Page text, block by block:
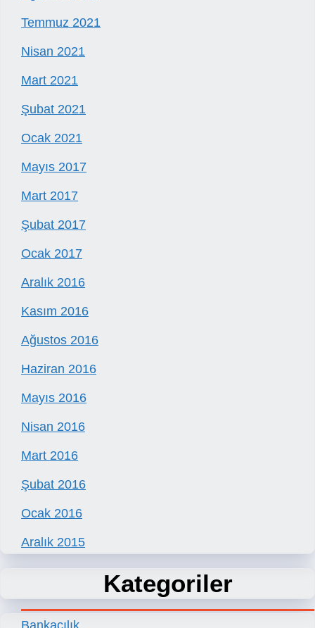
Temmuz 2021
Nisan 2021
Mart 2021
Şubat 2021
Ocak 2021
Mayıs 2017
Mart 2017
Şubat 2017
Ocak 2017
Aralık 2016
Kasım 2016
Ağustos 2016
Haziran 2016
Mayıs 2016
Nisan 2016
Mart 2016
Şubat 2016
Ocak 2016
Aralık 2015
Kategoriler